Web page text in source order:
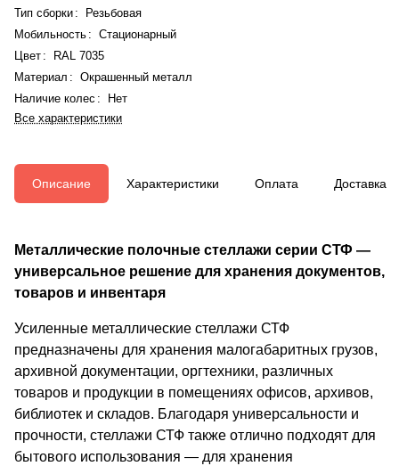
Тип сборки:
Резьбовая
Мобильность : Стационарный
Цвет :
RAL 7035
Материал : Окрашенный металл
Наличие колес :
Нет
Все характеристики
Описание Характеристики Оплата Доставка
Металлические полочные стеллажи серии СТФ —
универсальное решение для хранения документов,
товаров и инвентаря
Усиленные металлические стеллажи СТФ
предназначены для хранения малогабаритных грузов,
архивной документации, оргтехники, различных
товаров и продукции в помещениях офисов, архивов,
библиотек и складов. Благодаря универсальности и
прочности, стеллажи СТФ также отлично подходят для
бытового использования — для хранения